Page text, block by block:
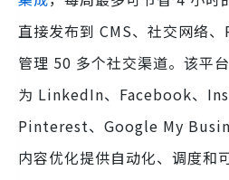
直接发布到 CMS、社交网络
管理 50 多个社交渠道。该平
为 LinkedIn、Facebook、
Pinterest、Google My
内容优化提供自动化、调度和